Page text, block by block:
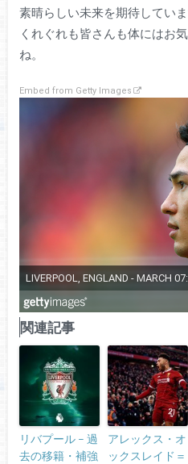
素晴らしい未来を期待していま
くれぐれも皆さんも体にはお
ね。
Embed from Getty Images
関連記事
リバプール – 過
去の移籍・補強
アレックス・オ
ックスレイド＝